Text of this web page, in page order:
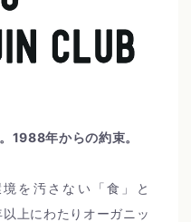
1988年からの約束。
を汚さない「食」と
上にわたりオーガニッ